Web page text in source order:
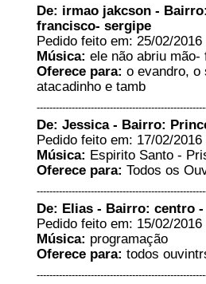
De: irmao jakcson -
francisco- sergipe
Pedido feito em: 25/02/
Música: ele não abriu
Oferece para: o evandro, o
atacadinho e tamb
De: Jessica - Bairro:
Pedido feito em: 17/02/
Música: Espirito Santo -
Oferece para: Todos os
De: Elias - Bairro: centro
Pedido feito em: 15/02/
Música: programação
Oferece para: todos